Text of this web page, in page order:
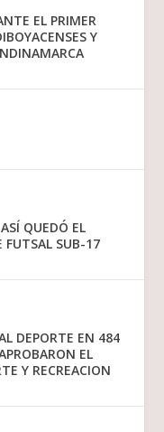
EL PRIMER
Y
QUEDÓ EL
FUTSAL SUB-17
DEPORTE EN 484
EL
Y RECREACION